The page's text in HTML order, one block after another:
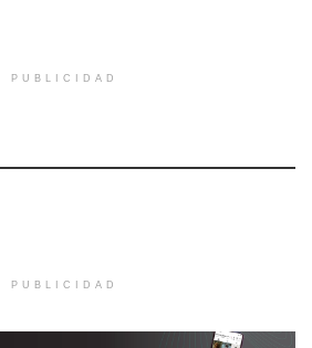
PUBLICIDAD
PUBLICIDAD